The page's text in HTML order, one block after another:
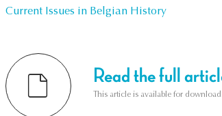
Current Issues in Belgian History
Read the full
This article is available for